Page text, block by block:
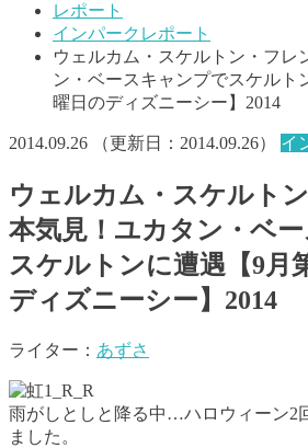
レポート
インパークレポート
ウェルカム・スケルトン・フレ
ン・ベースキャンプでスケルト
曜日のディズニーシー】2014
2014.09.26 （更新日： 2014.09.26） イ
ウェルカム・スケルト
本気見！ユカタン・ベ
スケルトンに遭遇【9月
ディズニーシー】2014
ライター： あずさ
雨がしとしと降る中…ハロウィーン2
ました。